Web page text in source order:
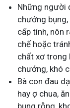
Những người
chướng
cấp tính, nôn
chế hoặc
chất xơ trong
chướng, khó
Bà con đau
hay ợ chua,
bụng rỗng,